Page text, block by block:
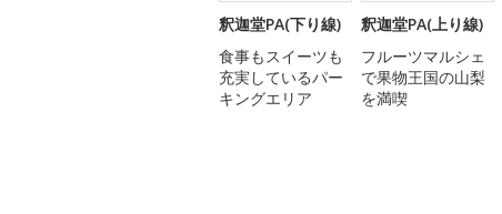
釈迦堂PA(下り線)
食事もスイーツも
充実しているパー
キングエリア
釈迦堂PA(上り線)
フルーツマルシェ
で果物王国の山梨
を満喫